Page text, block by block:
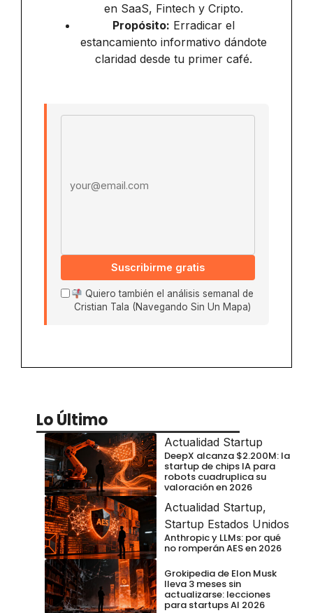
en SaaS, Fintech y Cripto.
Propósito: Erradicar el
estancamiento informativo dándote
claridad desde tu primer café.
Suscribirme gratis
Quiero también el análisis semanal de
Cristian Tala (Navegando Sin Un Mapa)
Lo Último
Actualidad Startup
DeepX alcanza $2.200M: la
startup de chips IA para
robots cuadruplica su
valoración en 2026
Actualidad Startup,
Startup Estados Unidos
Anthropic y LLMs: por qué
no romperán AES en 2026
Grokipedia de Elon Musk
lleva 3 meses sin
actualizarse: lecciones
para startups AI 2026